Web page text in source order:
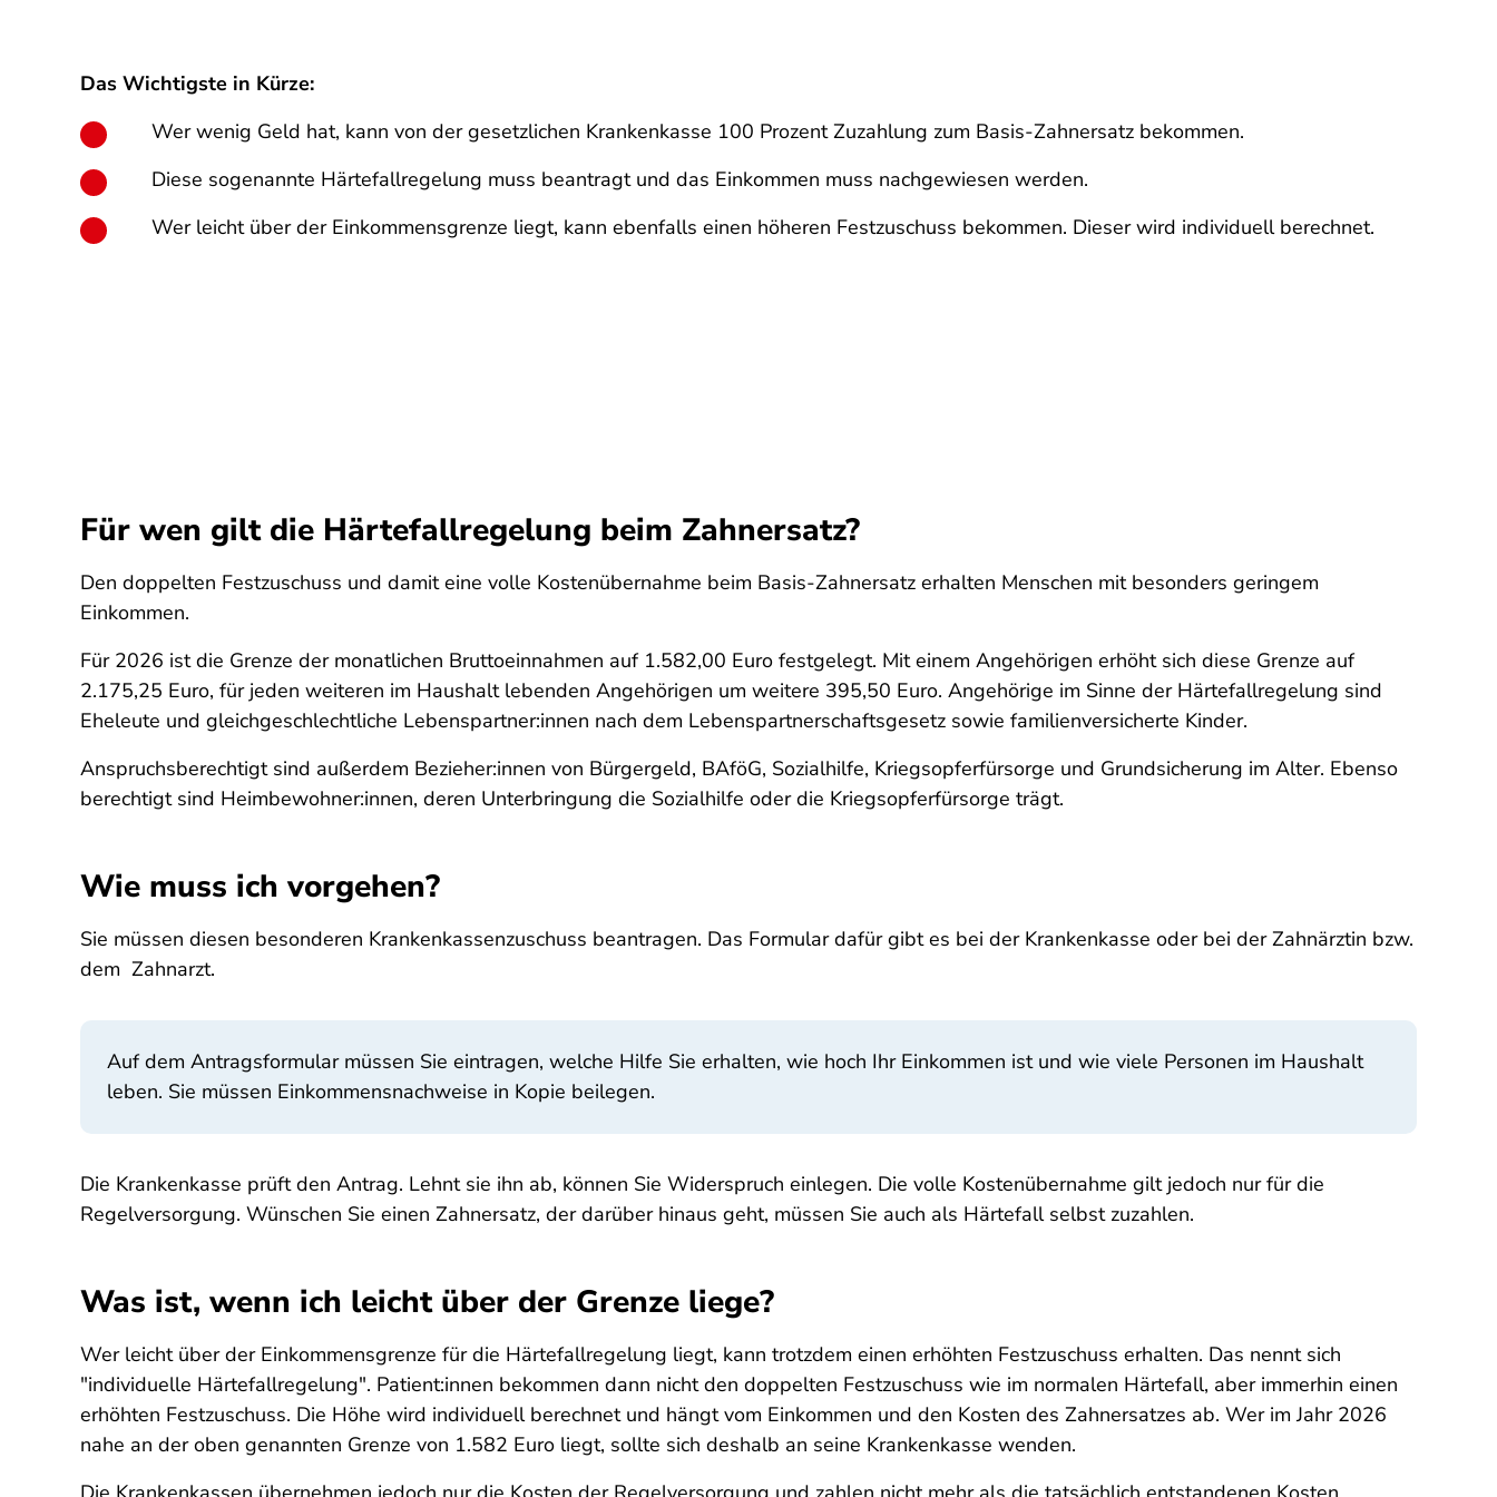
Das Wichtigste in Kürze:
Wer wenig Geld hat, kann von der gesetzlichen Krankenkasse 100 Prozent Zuzahlung zum Basis-Zahnersatz bekommen.
Diese sogenannte Härtefallregelung muss beantragt und das Einkommen muss nachgewiesen werden.
Wer leicht über der Einkommensgrenze liegt, kann ebenfalls einen höheren Festzuschuss bekommen. Dieser wird individuell berechnet.
Für wen gilt die Härtefallregelung beim Zahnersatz?
Den doppelten Festzuschuss und damit eine volle Kostenübernahme beim Basis-Zahnersatz erhalten Menschen mit besonders geringem
Einkommen.
Für 2026 ist die Grenze der monatlichen Bruttoeinnahmen auf 1.582,00 Euro festgelegt. Mit einem Angehörigen erhöht sich diese Grenze auf
2.175,25 Euro, für jeden weiteren im Haushalt lebenden Angehörigen um weitere 395,50 Euro. Angehörige im Sinne der Härtefallregelung sind
Eheleute und gleichgeschlechtliche Lebenspartner:innen nach dem Lebenspartnerschaftsgesetz sowie familienversicherte Kinder.
Anspruchsberechtigt sind außerdem Bezieher:innen von Bürgergeld, BAföG, Sozialhilfe, Kriegsopferfürsorge und Grundsicherung im Alter. Ebenso
berechtigt sind Heimbewohner:innen, deren Unterbringung die Sozialhilfe oder die Kriegsopferfürsorge trägt.
Wie muss ich vorgehen?
Sie müssen diesen besonderen Krankenkassenzuschuss beantragen. Das Formular dafür gibt es bei der Krankenkasse oder bei der Zahnärztin bzw.
dem Zahnarzt.
Auf dem Antragsformular müssen Sie eintragen, welche Hilfe Sie erhalten, wie hoch Ihr Einkommen ist und wie viele Personen im Haushalt
leben. Sie müssen Einkommensnachweise in Kopie beilegen.
Die Krankenkasse prüft den Antrag. Lehnt sie ihn ab, können Sie Widerspruch einlegen. Die volle Kostenübernahme gilt jedoch nur für die
Regelversorgung. Wünschen Sie einen Zahnersatz, der darüber hinaus geht, müssen Sie auch als Härtefall selbst zuzahlen.
Was ist, wenn ich leicht über der Grenze liege?
Wer leicht über der Einkommensgrenze für die Härtefallregelung liegt, kann trotzdem einen erhöhten Festzuschuss erhalten. Das nennt sich
"individuelle Härtefallregelung". Patient:innen bekommen dann nicht den doppelten Festzuschuss wie im normalen Härtefall, aber immerhin einen
erhöhten Festzuschuss. Die Höhe wird individuell berechnet und hängt vom Einkommen und den Kosten des Zahnersatzes ab. Wer im Jahr 2026
nahe an der oben genannten Grenze von 1.582 Euro liegt, sollte sich deshalb an seine Krankenkasse wenden.